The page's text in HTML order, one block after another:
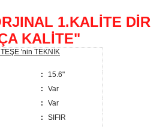
1.KALİTE DİR
KALİTE"
'nin TEKNİK
:
15.6"
:
Var
:
Var
: SIFIR